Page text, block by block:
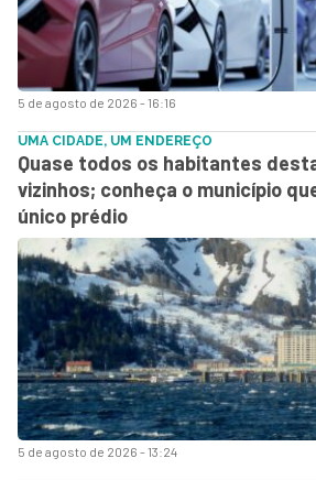
5 de agosto de 2026 - 16:16
5 de agosto de 2026 - 13:24
UMA CIDADE, UM ENDEREÇO
Quase todos os habitantes
vizinhos; conheça o município
único prédio